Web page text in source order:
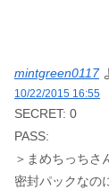
mintgreen0117
10/22/2015 16:55
SECRET: 0
PASS:
＞まめちっちさ
密封パックなの